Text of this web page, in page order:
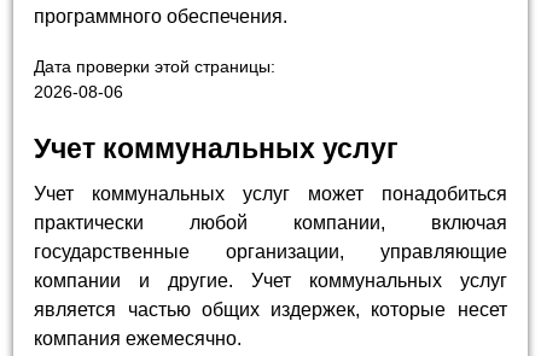
программного обеспечения.
Дата проверки этой страницы:
2026-08-06
Учет коммунальных услуг
Учет коммунальных услуг может понадобиться
практически любой компании, включая
государственные организации, управляющие
компании и другие. Учет коммунальных услуг
является частью общих издержек, которые несет
компания ежемесячно.